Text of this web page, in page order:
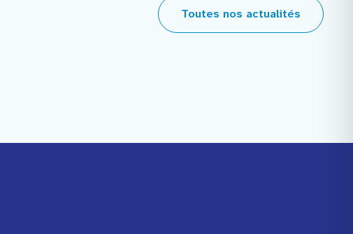
Toutes nos actualités